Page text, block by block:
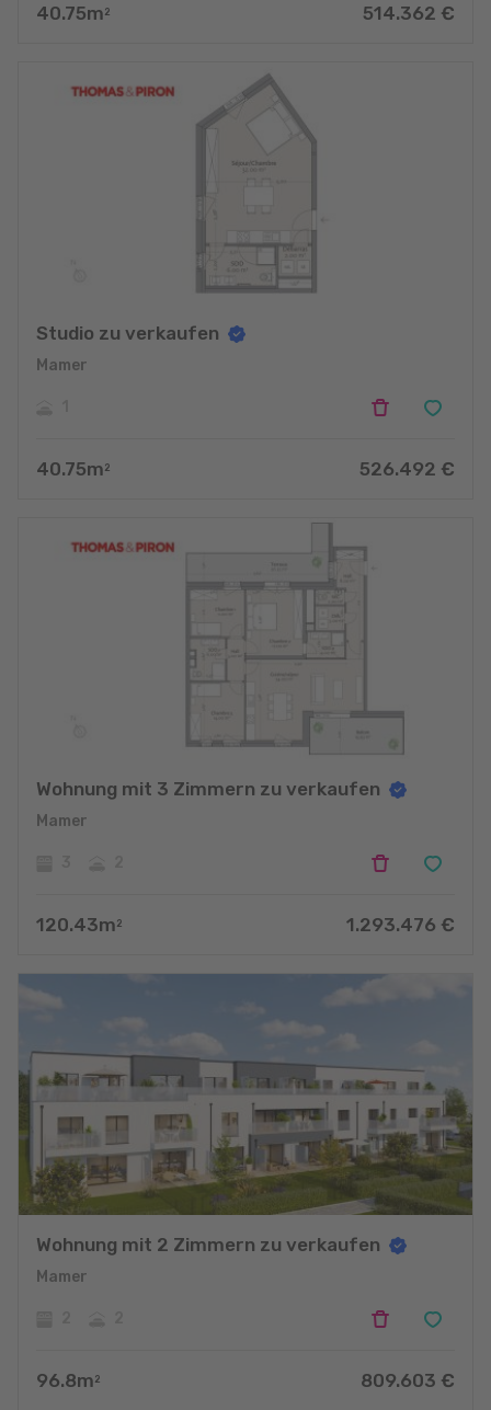
40.75m 2 514.362 €
Studio zu verkaufen
Mamer
40.75m 2 526.492 €
Wohnung mit 3 Zimmern zu verkaufen
Mamer
120.43m 2 1.293.476 €
Wohnung mit 2 Zimmern zu verkaufen
Mamer
96.8m 2 809.603 €